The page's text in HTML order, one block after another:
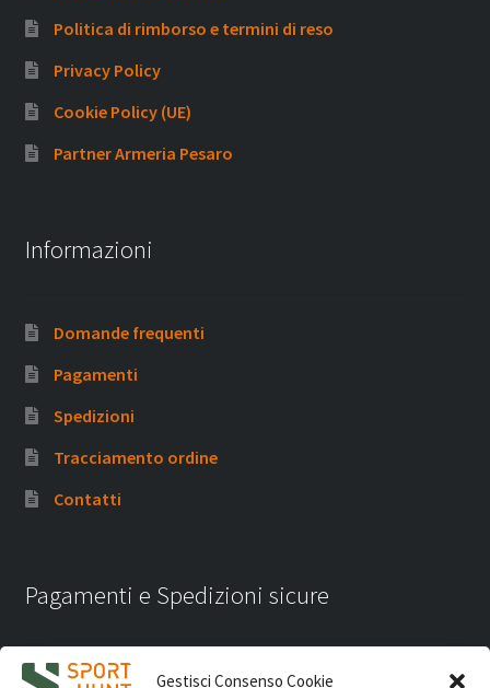
Gestisci Consenso Cookie
Politica di rimborso e termini di reso
Privacy Policy
Cookie Policy (UE)
Partner Armeria Pesaro
Informazioni
Domande frequenti
Pagamenti
Spedizioni
Tracciamento ordine
Contatti
Pagamenti e Spedizioni sicure